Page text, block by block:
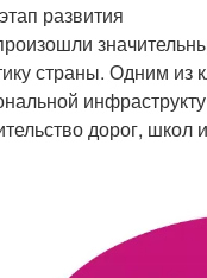
развития
страны. Одним из
дорог, школ